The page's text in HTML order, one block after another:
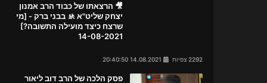
🎥 הרצאתו של כבוד הרב אמנון
יצחק שליט"א 🚸 בבני ברק - [מי
שרצח כיצד מועילה התשובה?]
14-08-2021
2292 צפיות
פסק הלכה של הרב דוב ליאור